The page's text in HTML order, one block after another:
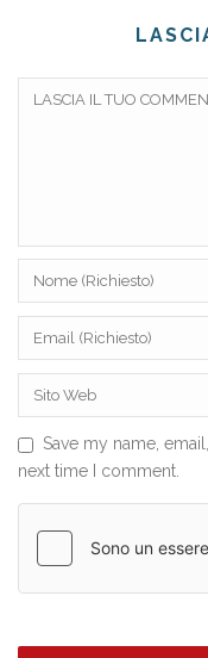
Save my name,
next time I comment.